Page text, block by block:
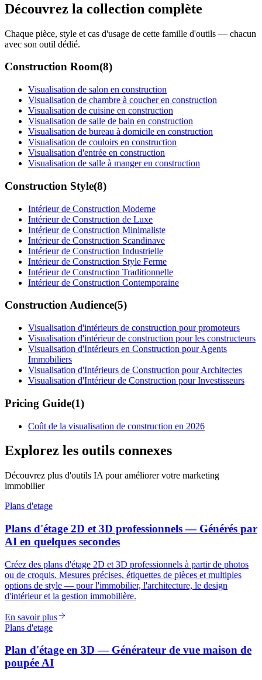
Découvrez la collection complète
Chaque pièce, style et cas d'usage de cette famille d'outils — chacun
avec son outil dédié.
Construction Room(8)
Visualisation de salon en construction
Visualisation de chambre à coucher en construction
Visualisation de cuisine en construction
Visualisation de salle de bain en construction
Visualisation de bureau à domicile en construction
Visualisation de couloirs en construction
Visualisation d'entrée en construction
Visualisation de salle à manger en construction
Construction Style(8)
Intérieur de Construction Moderne
Intérieur de Construction de Luxe
Intérieur de Construction Minimaliste
Intérieur de Construction Scandinave
Intérieur de Construction Industrielle
Intérieur de Construction Style Ferme
Intérieur de Construction Traditionnelle
Intérieur de Construction Contemporaine
Construction Audience(5)
Visualisation d'intérieurs de construction pour promoteurs
Visualisation d'intérieur de construction pour les constructeurs
Visualisation d'Intérieurs en Construction pour Agents
Immobiliers
Visualisation d'Intérieurs de Construction pour Architectes
Visualisation d'Intérieur de Construction pour Investisseurs
Pricing Guide(1)
Coût de la visualisation de construction en 2026
Explorez les outils connexes
Découvrez plus d'outils IA pour améliorer votre marketing
immobilier
Plans d'etage
Plans d'étage 2D et 3D professionnels — Générés par
AI en quelques secondes
Créez des plans d'étage 2D et 3D professionnels à partir de photos
ou de croquis. Mesures précises, étiquettes de pièces et multiples
options de style — pour l'immobilier, l'architecture, le design
d'intérieur et la gestion immobilière.
En savoir plus
Plans d'etage
Plan d'étage en 3D — Générateur de vue maison de
poupée AI